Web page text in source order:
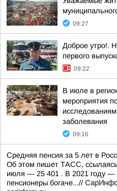
09:27
Доброе утро!.
первого
09:22
В июле в
мероприятия
заболевания
09:16
Средняя пенсия за 5 лет в
Об этом пишет ТАСС,
июля — 25 401 . В 2021 году —
пенсионеры богаче...//